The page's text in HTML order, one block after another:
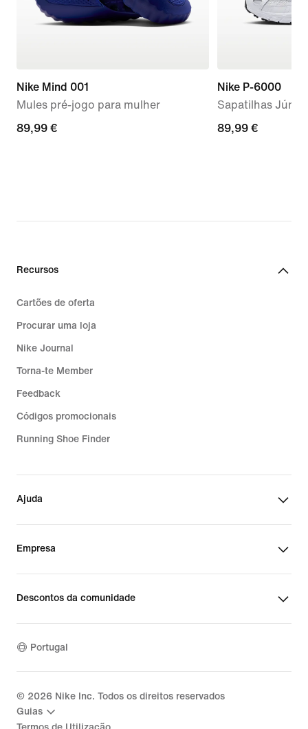
Nike Mind 001
Mules pré-jogo para mulher
89,99
89,99 €
Nike P-6000
Sapatilhas Júnior
89,99
89,99 €
Recursos
Cartões de oferta
Procurar uma loja
Nike Journal
Torna-te Member
Feedback
Códigos promocionais
Running Shoe Finder
Ajuda
Empresa
Descontos da comunidade
Portugal
© 2026 Nike Inc. Todos os direitos reservados
Guias